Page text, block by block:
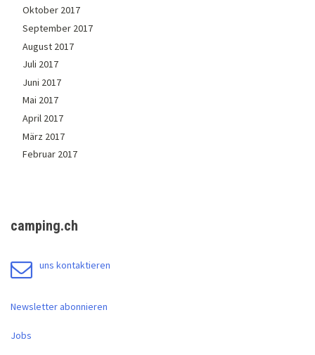
Oktober 2017
September 2017
August 2017
Juli 2017
Juni 2017
Mai 2017
April 2017
März 2017
Februar 2017
camping.ch
uns kontaktieren
Newsletter abonnieren
Jobs